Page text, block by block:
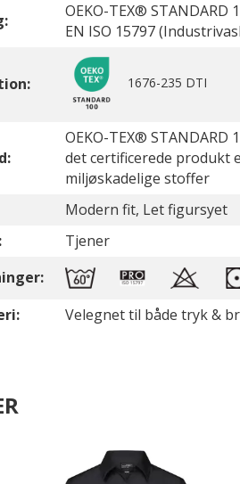
OEKO-TEX® STANDARD
EN ISO 15797
1676-235 DTI
OEKO-TEX®
det certificerede produkt
miljøskadelige stoffer
Modern fit, Let figursyet
Tjener
Velegnet til både tryk &